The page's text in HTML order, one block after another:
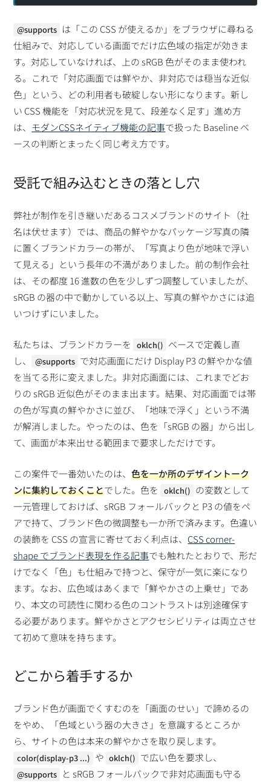
@supports は「この CSS が使えるか」をブラウザに尋ねる
仕組みで、対応している画面でだけ広色域の指定が効きま
す。対応していなければ、上の sRGB 色がそのまま使われ
る。これで「対応画面では鮮やか、非対応では穏当な近似
色」という、どの利用者も破綻しない形になります。新し
い CSS 機能を「対応状況を見て、段差なく足す」進め方
は、 モダンCSSネイティブ機能の記事で扱った Baseline ベ
ースの判断とまったく同じ考え方です。
受託で組み込むときの落とし穴
弊社が制作を引き継いだあるコスメブランドのサイト（社
名は伏せます）では、商品の鮮やかなパッケージ写真の隣
に置くブランドカラーの帯が、「写真より色が地味で浮い
て見える」という長年の不満がありました。前の制作会社
は、その都度 16 進数の色を少しずつ調整していましたが、
sRGB の器の中で動かしている以上、写真の鮮やかさには追
いつけずにいました。
私たちは、ブランドカラーを oklch() ベースで定義し直
し、
@supports で対応画面にだけ Display P3 の鮮やかな値
を当てる形に変えました。非対応画面には、これまでどお
りの sRGB 近似色がそのまま出ます。結果、対応画面では帯
の色が写真の鮮やかさに並び、「地味で浮く」という不満
が解消しました。やったのは、色を「sRGB の器」から出し
て、画面が本来出せる範囲まで要求しただけです。
この案件で一番効いたのは、色を一か所のデザイントーク
ンに集約しておくことでした。色を oklch() の変数として
一元管理しておけば、sRGB フォールバックと P3 の値をペ
アで持て、ブランド色の微調整も一か所で済みます。色違い
の装飾を CSS の宣言に寄せておく利点は、 CSS corner-
shape でブランド表現を作る記事でも触れたとおりで、形だ
けでなく「色」も仕組みで持つと、保守が一気に楽になり
ます。なお、広色域はあくまで「鮮やかさの上乗せ」であ
り、本文の可読性に関わる色のコントラストは別途確保す
る必要があります。鮮やかさとアクセシビリティは両立させ
て初めて意味を持ちます。
どこから着手するか
ブランド色が画面でくすむのを「画面のせい」で諦めるの
をやめ、「色域という器の大きさ」を意識するところか
ら、サイトの色は本来の鮮やかさを取り戻します。
color(display-p3 ...) や oklch() で広い色を要求し、
@supports
と sRGB フォールバックで非対応画面も守る